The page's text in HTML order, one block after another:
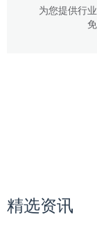
为您提供行
精选资讯